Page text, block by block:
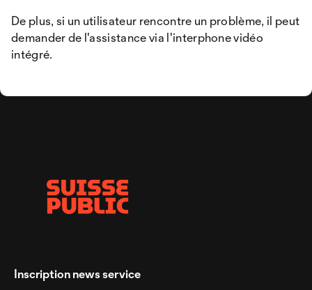
De plus, si un utilisateur rencontre un problème, il peut
demander de l'assistance via l'interphone vidéo
intégré.
Inscription news service